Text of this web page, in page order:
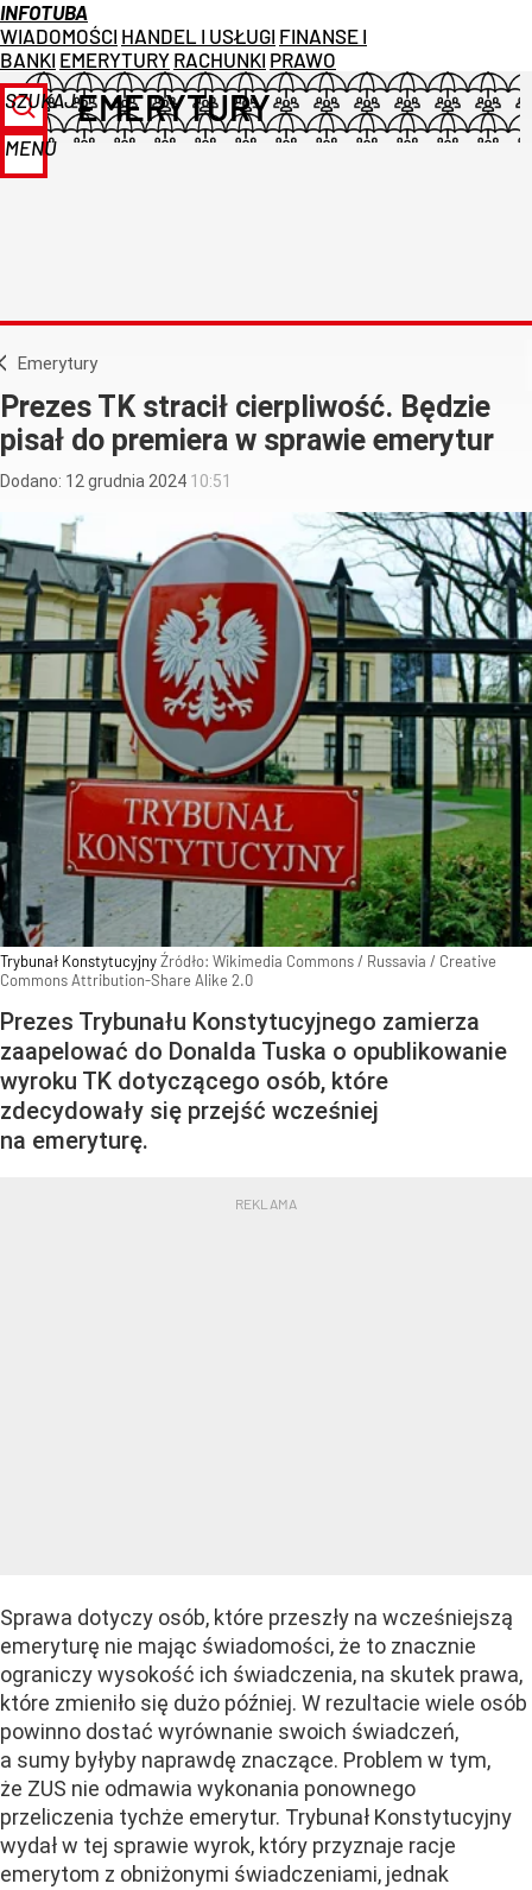
INFOTUBA
WIADOMOŚCI HANDEL I USŁUGI FINANSE I
BANKI EMERYTURY RACHUNKI PRAWO
SZUKAJ
MENU
EMERYTURY
Emerytury
Prezes TK stracił cierpliwość. Będzie
pisał do premiera w sprawie emerytur
Dodano: 12 grudnia 2024 10:51
Trybunał KonstytucyjnyŹródło: Wikimedia Commons/ Russavia / Creative
Commons Attribution-Share Alike 2.0
Prezes Trybunału Konstytucyjnego zamierza
zaapelować do Donalda Tuska o opublikowanie
wyroku TK dotyczącego osób, które
zdecydowały się przejść wcześniej
na emeryturę.
Sprawa dotyczy osób, które przeszły na wcześniejszą
emeryturę nie mając świadomości, że to znacznie
ograniczy wysokość ich świadczenia, na skutek prawa,
które zmieniło się dużo później. W rezultacie wiele osób
powinno dostać wyrównanie swoich świadczeń,
a sumy byłyby naprawdę znaczące. Problem w tym,
że ZUS nie odmawia wykonania ponownego
przeliczenia tychże emerytur. Trybunał Konstytucyjny
wydał w tej sprawie wyrok, który przyznaje racje
emerytom z obniżonymi świadczeniami, jednak